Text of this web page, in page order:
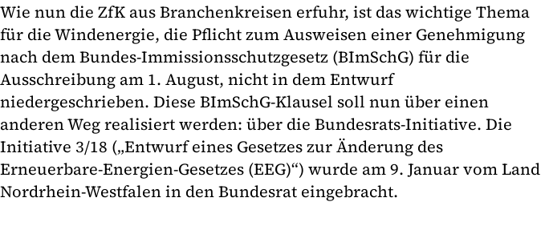
Wie nun die ZfK aus Branchenkreisen erfuhr, ist das wichtige Thema
für die Windenergie, die Pflicht zum Ausweisen einer Genehmigung
nach dem Bundes-Immissionsschutzgesetz (BImSchG) für die
Ausschreibung am 1. August, nicht in dem Entwurf
niedergeschrieben. Diese BImSchG-Klausel soll nun über einen
anderen Weg realisiert werden: über die Bundesrats-Initiative. Die
Initiative 3/18 („Entwurf eines Gesetzes zur Änderung des
Erneuerbare-Energien-Gesetzes (EEG)“) wurde am 9. Januar vom Land
Nordrhein-Westfalen in den Bundesrat eingebracht.